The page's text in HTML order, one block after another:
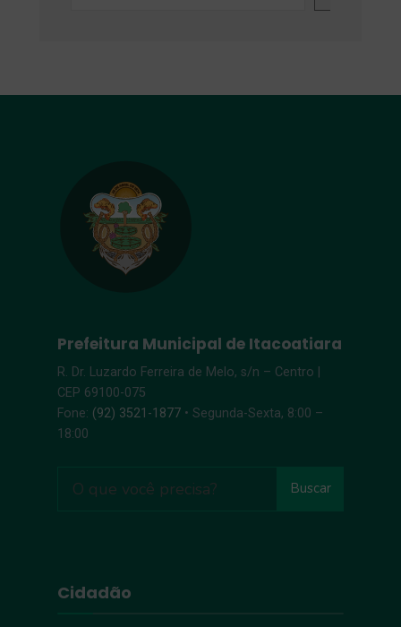
Prefeitura Municipal de Itacoatiara
R. Dr. Luzardo Ferreira de Melo, s/n – Centro |
CEP 69100-075
Fone: (92) 3521-1877 • Segunda-Sexta, 8:00 –
18:00
Buscar
Cidadão